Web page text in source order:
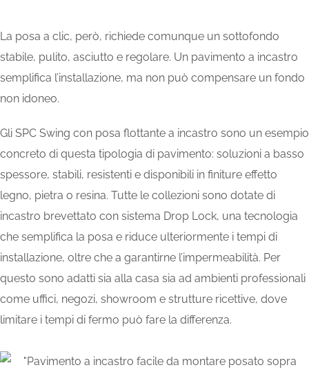
La posa a clic, però, richiede comunque un sottofondo
stabile, pulito, asciutto e regolare. Un pavimento a incastro
semplifica l’installazione, ma non può compensare un fondo
non idoneo.
Gli SPC Swing con posa flottante a incastro sono un esempio
concreto di questa tipologia di pavimento: soluzioni a basso
spessore, stabili, resistenti e disponibili in finiture effetto
legno, pietra o resina. Tutte le collezioni sono dotate di
incastro brevettato con sistema Drop Lock, una tecnologia
che semplifica la posa e riduce ulteriormente i tempi di
installazione, oltre che a garantirne l’impermeabilità. Per
questo sono adatti sia alla casa sia ad ambienti professionali
come uffici, negozi, showroom e strutture ricettive, dove
limitare i tempi di fermo può fare la differenza.